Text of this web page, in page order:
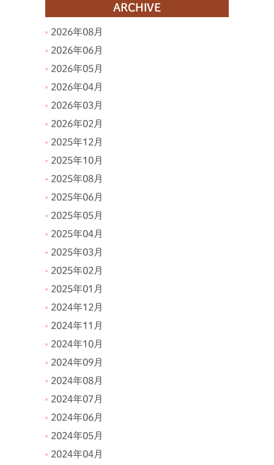
ARCHIVE
2026年08月
2026年06月
2026年05月
2026年04月
2026年03月
2026年02月
2025年12月
2025年10月
2025年08月
2025年06月
2025年05月
2025年04月
2025年03月
2025年02月
2025年01月
2024年12月
2024年11月
2024年10月
2024年09月
2024年08月
2024年07月
2024年06月
2024年05月
2024年04月